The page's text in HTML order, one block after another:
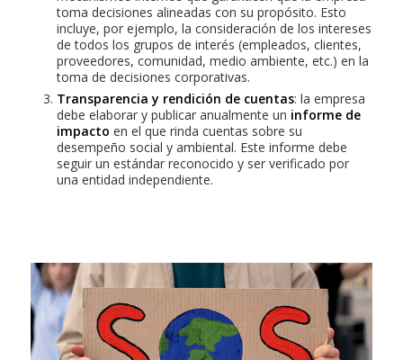
toma decisiones alineadas con su propósito. Esto
incluye, por ejemplo, la consideración de los intereses
de todos los grupos de interés (empleados, clientes,
proveedores, comunidad, medio ambiente, etc.) en la
toma de decisiones corporativas.
Transparencia y rendición de cuentas: la empresa
debe elaborar y publicar anualmente un informe de
impacto en el que rinda cuentas sobre su
desempeño social y ambiental. Este informe debe
seguir un estándar reconocido y ser verificado por
una entidad independiente.